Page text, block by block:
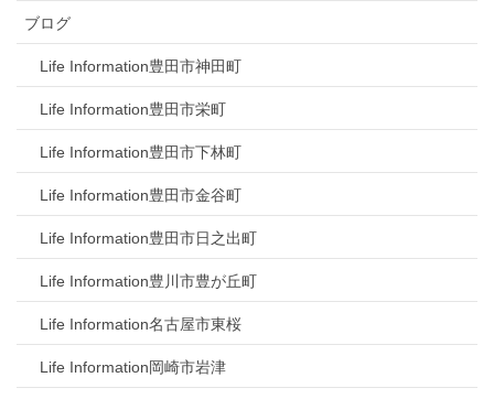
ブログ
Life Information豊田市神田町
Life Information豊田市栄町
Life Information豊田市下林町
Life Information豊田市金谷町
Life Information豊田市日之出町
Life Information豊川市豊が丘町
Life Information名古屋市東桜
Life Information岡崎市岩津